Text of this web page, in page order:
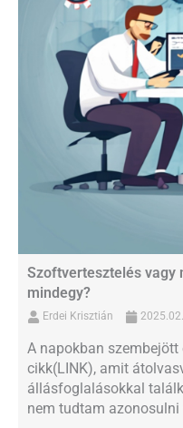
Szoftvertesztelés vagy
mindegy?
Erdei Krisztián
A napokban
cikk(LINK), amit
állásfoglalásokkal
nem tudtam azonosulni